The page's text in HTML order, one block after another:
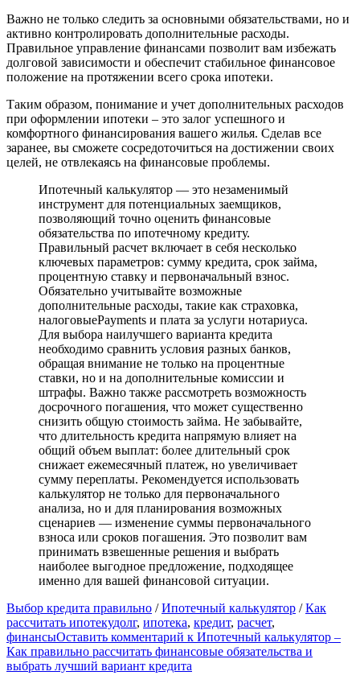
Важно не только следить за основными обязательствами, но и
активно контролировать дополнительные расходы.
Правильное управление финансами позволит вам избежать
долговой зависимости и обеспечит стабильное финансовое
положение на протяжении всего срока ипотеки.
Таким образом, понимание и учет дополнительных расходов
при оформлении ипотеки – это залог успешного и
комфортного финансирования вашего жилья. Сделав все
заранее, вы сможете сосредоточиться на достижении своих
целей, не отвлекаясь на финансовые проблемы.
Ипотечный калькулятор — это незаменимый
инструмент для потенциальных заемщиков,
позволяющий точно оценить финансовые
обязательства по ипотечному кредиту.
Правильный расчет включает в себя несколько
ключевых параметров: сумму кредита, срок займа,
процентную ставку и первоначальный взнос.
Обязательно учитывайте возможные
дополнительные расходы, такие как страховка,
налоговыеPayments и плата за услуги нотариуса.
Для выбора наилучшего варианта кредита
необходимо сравнить условия разных банков,
обращая внимание не только на процентные
ставки, но и на дополнительные комиссии и
штрафы. Важно также рассмотреть возможность
досрочного погашения, что может существенно
снизить общую стоимость займа. Не забывайте,
что длительность кредита напрямую влияет на
общий объем выплат: более длительный срок
снижает ежемесячный платеж, но увеличивает
сумму переплаты. Рекомендуется использовать
калькулятор не только для первоначального
анализа, но и для планирования возможных
сценариев — изменение суммы первоначального
взноса или сроков погашения. Это позволит вам
принимать взвешенные решения и выбрать
наиболее выгодное предложение, подходящее
именно для вашей финансовой ситуации.
Выбор кредита правильно /Ипотечный калькулятор /Как
рассчитать ипотекудолг, ипотека, кредит, расчет,
финансыОставить комментарий к Ипотечный калькулятор –
Как правильно рассчитать финансовые обязательства и
выбрать лучший вариант кредита